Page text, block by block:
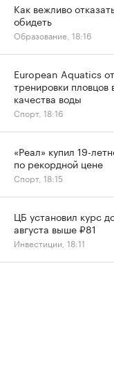
Как вежливо
обидеть
Образование, 18:16
European Aquatics
тренировки пловцов
качества воды
Спорт, 18:16
«Реал» купил 19-
по рекордной цене
Спорт, 18:15
ЦБ установил курс
августа выше ₽81
Инвестиции, 18:11